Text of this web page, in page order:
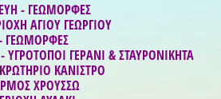
- ΓΕΩΜΟΡΦΕΣ
ΑΓΙΟΥ ΓΕΩΡΓΙΟΥ
ΓΕΩΜΟΡΦΕΣ
ΓΕΡΑΝΙ & ΣΤΑΥΡΟΝΙΚΗΤΑ
ΚΑΝΙΣΤΡΟ
ΧΡΟΥΣΣΩ